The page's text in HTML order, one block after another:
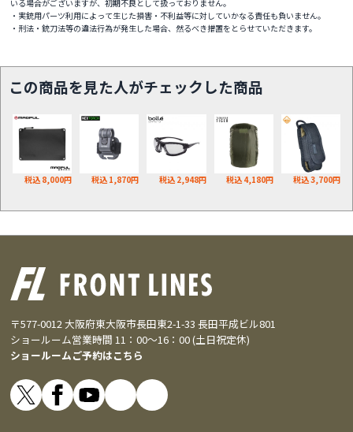
いる場合がございますが、初期不良として扱っておりません。
・実銃用パーツ利用によって生じた損害・不利益等に対していかなる責任も負いません。
・刑法・銃刀法等の違法行為が発生した場合、然るべき措置をとらせていただきます。
この商品を見た人がチェックした商品
税込 8,000円 税込 1,870円 税込 2,948円 税込 4,180円 税込 3,700円
〒577-0012 大阪府東大阪市長田東2-1-33 長田平成ビル801
ショールーム営業時間 11：00～16：00 (土日祝定休)
ショールームご予約はこちら